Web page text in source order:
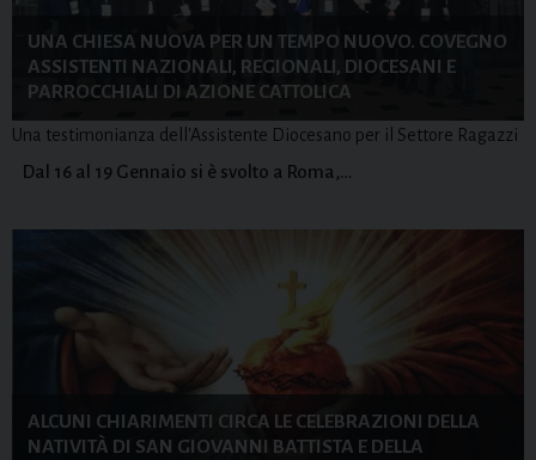
UNA CHIESA NUOVA PER UN TEMPO NUOVO. COVEGNO
ASSISTENTI NAZIONALI, REGIONALI, DIOCESANI E
PARROCCHIALI DI AZIONE CATTOLICA
Una testimonianza dell'Assistente Diocesano per il Settore Ragazzi
Dal 16 al 19 Gennaio si è svolto a Roma,…
ALCUNI CHIARIMENTI CIRCA LE CELEBRAZIONI DELLA
NATIVITÀ DI SAN GIOVANNI BATTISTA E DELLA